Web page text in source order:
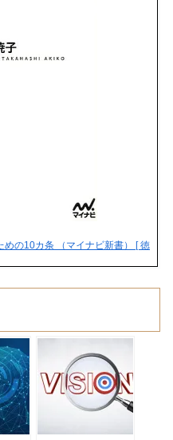
の10カ条 （マイナビ新書） [ 徳